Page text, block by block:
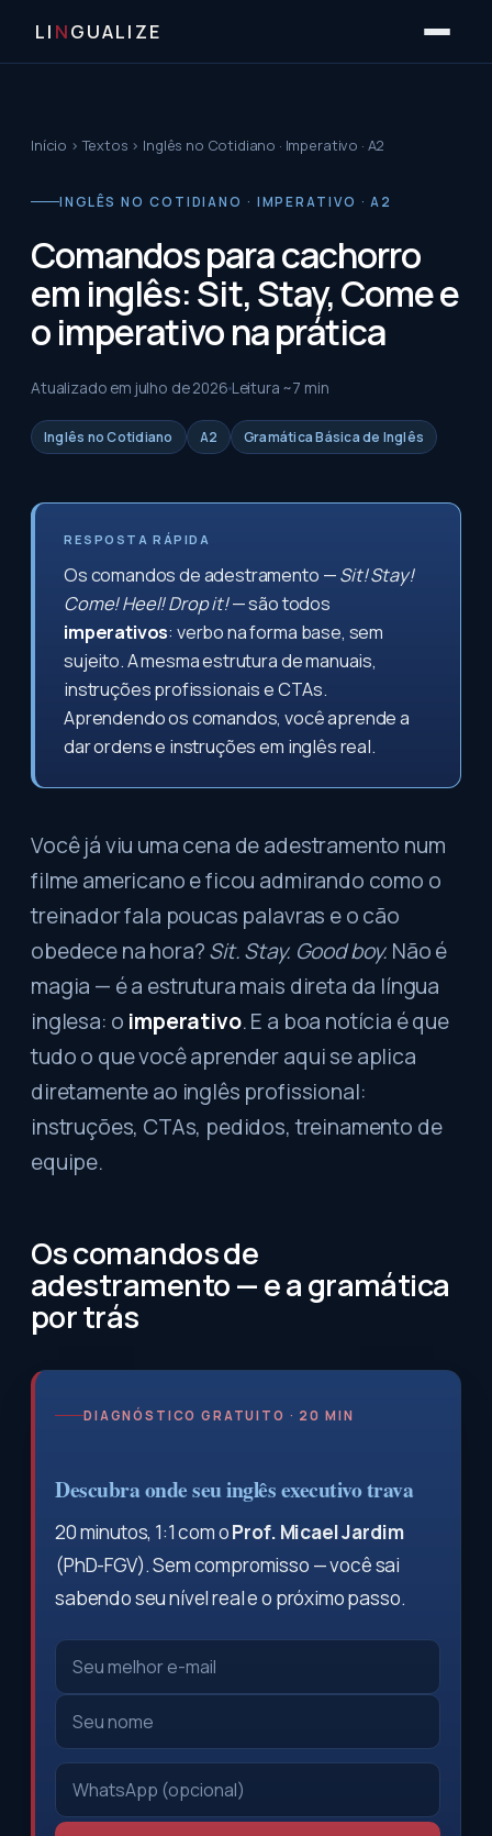
LI NGUALIZE
Início ›Textos › Inglês no Cotidiano · Imperativo · A2
INGLÊS NO COTIDIANO · IMPERATIVO · A2
Comandos para cachorro
em inglês: Sit, Stay, Come e
o imperativo na prática
Atualizado em julho de 2026Leitura ~7 min
Inglês no Cotidiano A2 Gramática Básica de Inglês
RESPOSTA RÁPIDA
Os comandos de adestramento —Sit! Stay!
Come! Heel! Drop it!— são todos
imperativos: verbo na forma base, sem
sujeito. A mesma estrutura de manuais,
instruções profissionais e CTAs.
Aprendendo os comandos, você aprende a
dar ordens e instruções em inglês real.
Você já viu uma cena de adestramento num
filme americano e ficou admirando como o
treinador fala poucas palavras e o cão
obedece na hora?Sit. Stay. Good boy. Não é
magia — é a estrutura mais direta da língua
inglesa: o imperativo. E a boa notícia é que
tudo o que você aprender aqui se aplica
diretamente ao inglês profissional:
instruções, CTAs, pedidos, treinamento de
equipe.
Os comandos de
adestramento — e a gramática
por trás
DIAGNÓSTICO GRATUITO · 20 MIN
Descubra onde seu inglês executivo trava
20 minutos, 1:1 com oProf. Micael Jardim
(PhD-FGV). Sem compromisso — você sai
sabendo seu nível real e o próximo passo.